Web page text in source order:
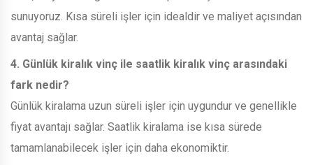
sunuyoruz. Kısa süreli işler için idealdir ve maliyet açısından
avantaj sağlar.
4. Günlük kiralık vinç ile saatlik kiralık vinç arasındaki
fark nedir?
Günlük kiralama uzun süreli işler için uygundur ve genellikle
fiyat avantajı sağlar. Saatlik kiralama ise kısa sürede
tamamlanabilecek işler için daha ekonomiktir.